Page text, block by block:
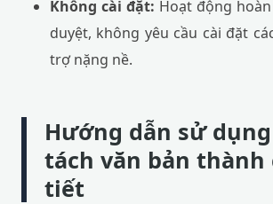
Không cài đặt: Hoạt động
duyệt, không yêu cầu cài đặt
trợ nặng nề.
Hướng dẫn sử
tách văn bản thành
tiết